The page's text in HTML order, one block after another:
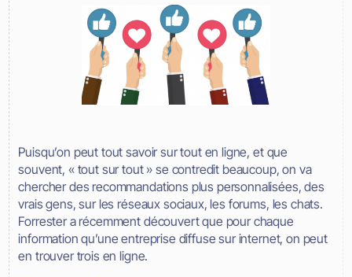
Puisqu’on peut tout savoir sur tout en ligne, et que
souvent, « tout sur tout » se contredit beaucoup, on va
chercher des recommandations plus personnalisées, des
vrais gens, sur les réseaux sociaux, les forums, les chats.
Forrester a récemment découvert que pour chaque
information qu’une entreprise diffuse sur internet, on peut
en trouver trois en ligne.